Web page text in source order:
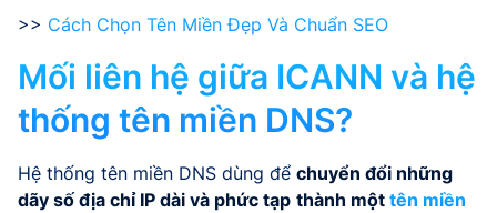
>> Cách Chọn Tên Miền Đẹp Và Chuẩn SEO
Mối liên hệ giữa ICANN và hệ
thống tên miền DNS?
Hệ thống tên miền DNS dùng để chuyển đổi những
dãy số địa chỉ IP dài và phức tạp thành một tên miền